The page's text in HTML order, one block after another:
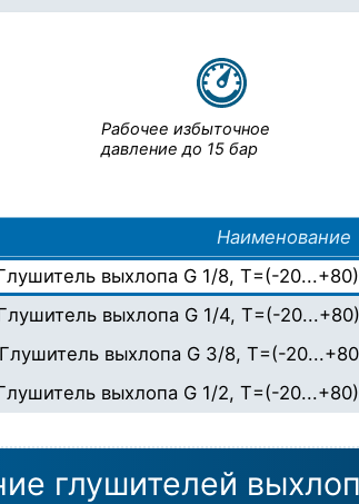
Рабочее избыточное
давление до 15 бар
Наименование
выхлопа G 1/8, T=(-
выхлопа G 1/4, T=(-
Глушитель выхлопа G 3/8, T=(-
выхлопа G 1/2, T=(-
глушителей